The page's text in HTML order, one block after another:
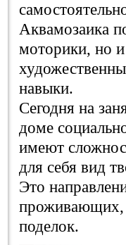
Аквамозаика
моторики, но и
навыки.
Сегодня на
доме
имеют
для себя вид
Это
проживающих,
поделок.